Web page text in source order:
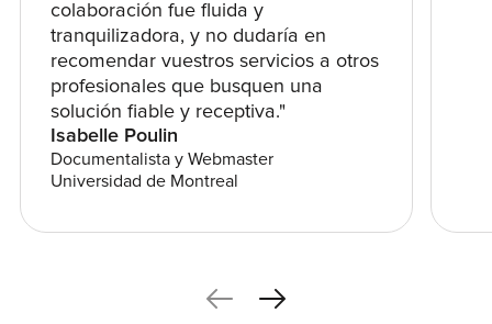
colaboración fue fluida y
tranquilizadora, y no dudaría en
recomendar vuestros servicios a otros
profesionales que busquen una
solución fiable y receptiva."
Isabelle Poulin
Documentalista y Webmaster
Universidad de Montreal